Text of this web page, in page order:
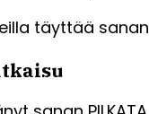
täyttää